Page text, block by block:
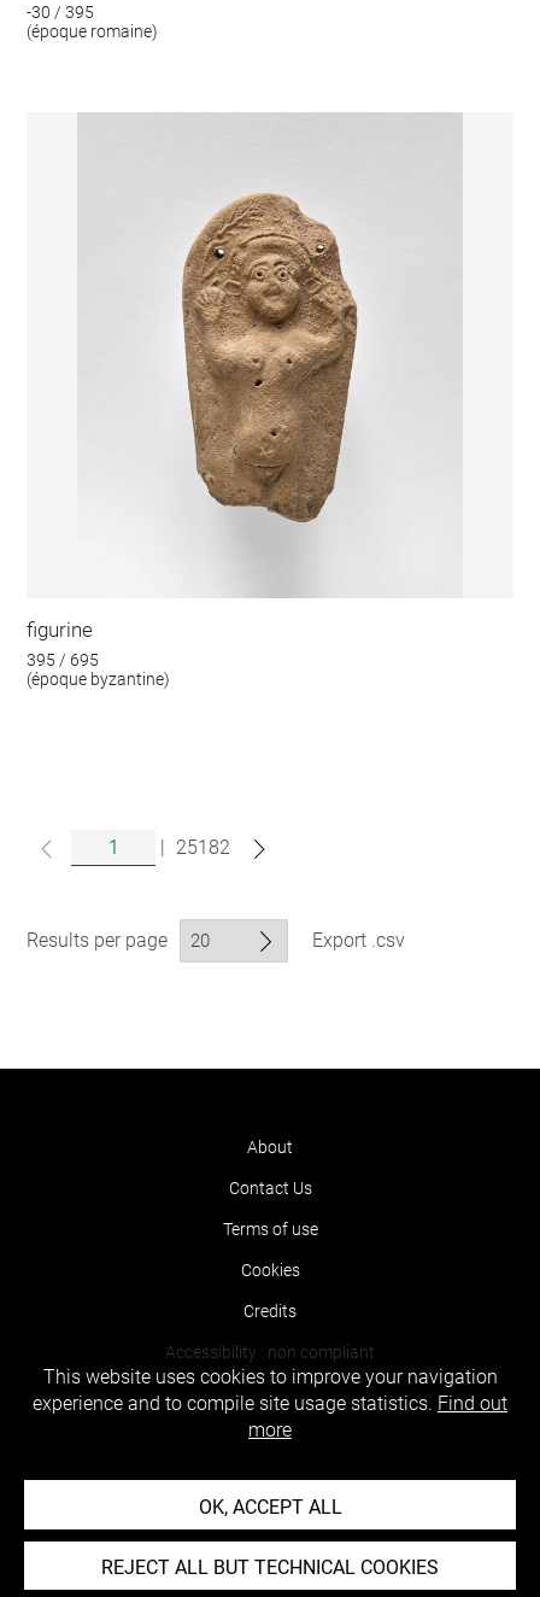
-30 / 395
(époque romaine)
figurine
395 / 695
(époque byzantine)
| 25182
Results per page Export .csv
About
Contact Us
Terms of use
Cookies
Credits
Accessibility : non compliant
This website uses cookies to improve your navigation
experience and to compile site usage statistics. Find out
more
OK, ACCEPT ALL
REJECT ALL BUT TECHNICAL COOKIES